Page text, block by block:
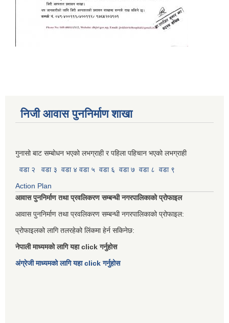
निजी आवास पुननिर्माण शाखा
गुनासो बाट सम्बोधन भएको लभग्राही र पहिला पहिचान भएको लभग्राही
वडा २
वडा ३ वडा ४ वडा ५ वडा ६ वडा ७ वडा ८ वडा ९
Action Plan
आवास पुननिर्माण तथा प्रवलिकरण सम्बन्धी नगरपालिकाको प्रोफाइल
आवास पुननिर्माण तथा प्रवलिकरण सम्बन्धी नगरपालिकाको प्रोफाइल:
प्रोफाइलको लागि तलरहेको लिंकमा हेर्न सकिनेछ:
नेपाली माध्यमको लागि यहा click गर्नुहोस
अंग्रेजी माध्यमको लागि यहा click गर्नुहोस